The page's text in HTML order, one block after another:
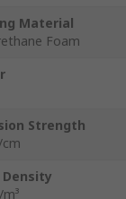
Material
Foam
Strength
Density